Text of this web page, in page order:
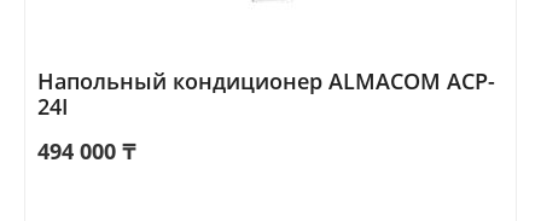
Напольный кондиционер ALMACOM ACP-
24I
494 000 ₸